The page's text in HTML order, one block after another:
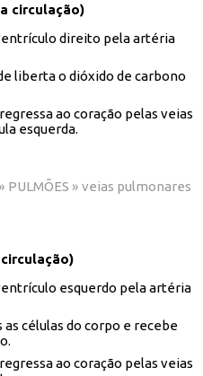
circulação)
direito pela artéria
liberta o dióxido de carbono
ao coração pelas veias
esquerda.
» veias pulmonares
esquerdo pela artéria
células do corpo e recebe
ao coração pelas veias